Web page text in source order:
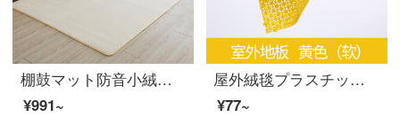
棚鼓マット防音小絨毯寝室満室部屋絨毯茶何リビングバルコニー家庭用t 15 m黄色カスタマイズコンサルティングサービスの値段変更注文
¥991~
屋外絨毯プラスチック幼稚園の屋外フローリングバスケットボールコートのゴム団地公園のスケート運動屋外滑り止め接地用のプラスチック製マットの経典ミニ[黄色]
¥77~